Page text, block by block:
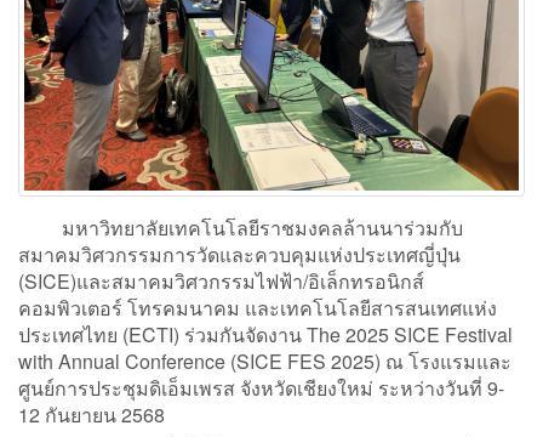
มหาวิทยาลัยเทคโนโลยีราชมงคลล้านนาร่วมกับ
สมาคมวิศวกรรมการวัดและควบคุมแห่งประเทศญี่ปุ่น
(SICE)และสมาคมวิศวกรรมไฟฟ้า/อิเล็กทรอนิกส์
คอมพิวเตอร์ โทรคมนาคม และเทคโนโลยีสารสนเทศแห่ง
ประเทศไทย (ECTI) ร่วมกันจัดงาน The 2025 SICE Festival
with Annual Conference (SICE FES 2025) ณ โรงแรมและ
ศูนย์การประชุมดิเอ็มเพรส จังหวัดเชียงใหม่ ระหว่างวันที่ 9-
12 กันยายน 2568